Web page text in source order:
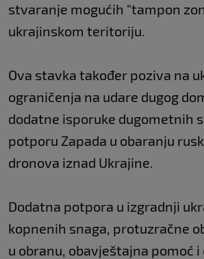
stvaranje mogućih "tampon
ukrajinskom teritoriju.
Ova stavka također poziva na
ograničenja na udare dugog
dodatne isporuke dugometnih
potporu Zapada u obaranju
dronova iznad Ukrajine.
Dodatna potpora u izgradnji
kopnenih snaga, protuzračne
u obranu, obavještajna pomoć i